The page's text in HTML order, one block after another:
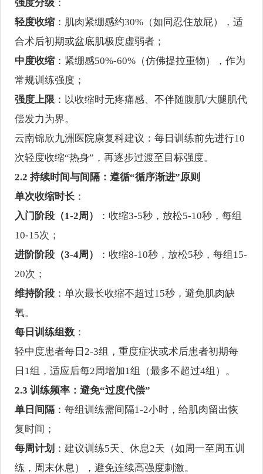
强度分级 ：
轻度收缩 ：肌肉紧绷感约30%（如同忍住放屁），适
合术后初期或盆底肌极度虚弱者；
中度收缩 ：紧绷感50%-60%（仿佛提拉重物），作为
常规训练强度；
强度上限 ：以收缩时无疼痛感、不伴随腹肌/大腿肌代
偿发力为界。
云南锦欣九洲医院康复科建议：每日训练前先进行10
次轻度收缩“热身”，再逐步过渡至目标强度。
2.2 持续时间与间隔：遵循“循序渐进”原则
单次收缩时长 ：
入门阶段（1-2周）
：收缩3-5秒，放松5-10秒，每组
10-15次；
进阶阶段（3-4周）
：收缩8-10秒，放松5秒，每组15-
20次；
维持阶段 ：单次最长收缩不超过15秒，避免肌肉缺
氧。
每日训练组数 ：
轻中度患者每日2-3组，重度症状或术后患者初期每
日1组，适应后每2周增加1组（最多不超过4组）。
2.3 训练频率：避免“过度代偿”
单日间隔 ：每组训练需间隔1-2小时，给肌肉留出恢
复时间；
每周计划 ：建议训练5天、休息2天（如周一至周五训
练，周末休息），避免连续高强度刺激。